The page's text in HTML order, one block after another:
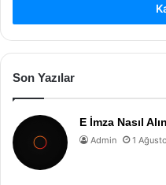
Son Yazılar
E İmza Nasıl
Admin 1